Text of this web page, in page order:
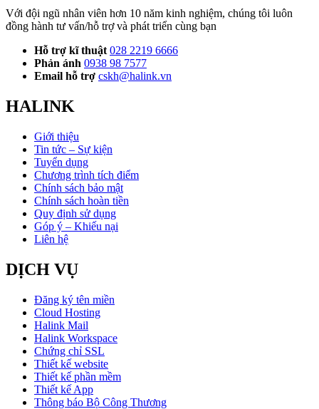
Với đội ngũ nhân viên hơn 10 năm kinh nghiệm, chúng tôi luôn
đồng hành tư vấn/hỗ trợ và phát triển cùng bạn
Hỗ trợ kĩ thuật 028 2219 6666
Phản ánh 0938 98 7577
Email hỗ trợ cskh@halink.vn
HALINK
Giới thiệu
Tin tức – Sự kiện
Tuyển dụng
Chương trình tích điểm
Chính sách bảo mật
Chính sách hoàn tiền
Quy định sử dụng
Góp ý – Khiếu nại
Liên hệ
DỊCH VỤ
Đăng ký tên miền
Cloud Hosting
Halink Mail
Halink Workspace
Chứng chỉ SSL
Thiết kế website
Thiết kế phần mềm
Thiết kế App
Thông báo Bộ Công Thương